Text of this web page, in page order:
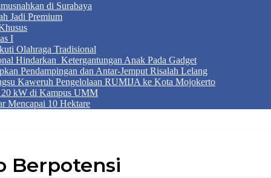
di Surabaya
Jadi Premium
I
Olahraga Tradisional
Hindarkan Ketergantungan Anak Pada Gadget
Pendampingan dan Antar-Jemput Risalah Lelang
Kaweruh Pengelolaan RUMIJA ke Kota Mojokerto
kW di Kampus UMM
Mencapai 10 Hektare
Berpotensi